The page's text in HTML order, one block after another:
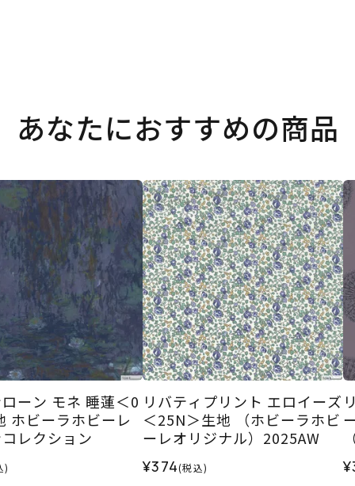
あなたにおすすめの商品
ーン モネ 睡蓮＜0
ホビーラホビーレ
レクション
)
リバティプリント エロイーズ
＜25N＞生地 （ホビーラホビ
ーレオリジナル）2025AW
¥374(税込)